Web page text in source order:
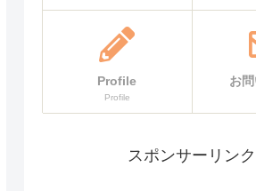
Profile
Profile
お
スポンサーリンク